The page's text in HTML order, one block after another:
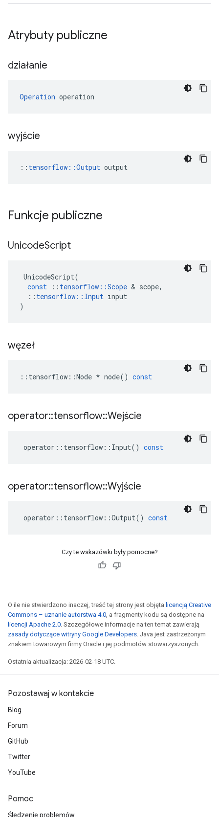
Atrybuty publiczne
działanie
Operation operation
wyjście
:: tensorflow::Output output
Funkcje publiczne
UnicodeScript
UnicodeScript(
const
:: tensorflow ::Scope & scope,
:: tensorflow :: Input input
)
węzeł
:: tensorflow ::Node * node() const
operator::tensorflow::Wejście
operator :: tensorflow :: Input() const
operator::tensorflow::Wyjście
operator :: tensorflow ::Output() const
Czy te wskazówki były pomocne?
O ile nie stwierdzono inaczej, treść tej strony jest objęta licencją Creative
Commons – uznanie autorstwa 4.0, a fragmenty kodu są dostępne na
licencji Apache 2.0. Szczegółowe informacje na ten temat zawierają
zasady dotyczące witryny Google Developers. Java jest zastrzeżonym
znakiem towarowym firmy Oracle i jej podmiotów stowarzyszonych.
Ostatnia aktualizacja: 2026-02-18 UTC.
Pozostawaj w kontakcie
Blog
Forum
GitHub
Twitter
YouTube
Pomoc
Śledzenie problemów